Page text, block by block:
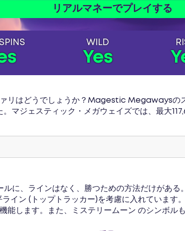
リアルマネーでプレイする
WILD
Yes
リはどうでしょうか？Magestic Megawaysの
ジェスティック・メガウェイズでは、最大
に、ラインはなく、勝つための方法だけがあ
イン (トップトラッカー)を考慮に入れています
します。また、ミステリームーン のシンボルも